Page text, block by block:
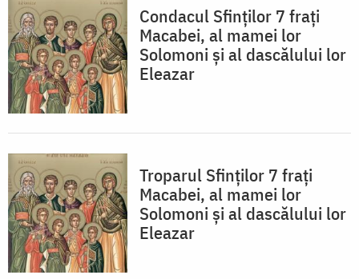
Condacul Sfinţilor 7 fraţi
Macabei, al mamei lor
Solomoni şi al dascălului lor
Eleazar
Troparul Sfinţilor 7 fraţi
Macabei, al mamei lor
Solomoni şi al dascălului lor
Eleazar